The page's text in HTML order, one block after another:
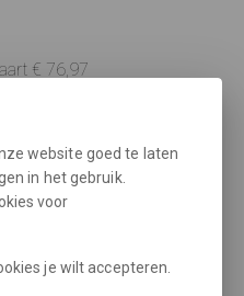
€ 76,97
website goed te laten
in het gebruik.
voor
je wilt accepteren.